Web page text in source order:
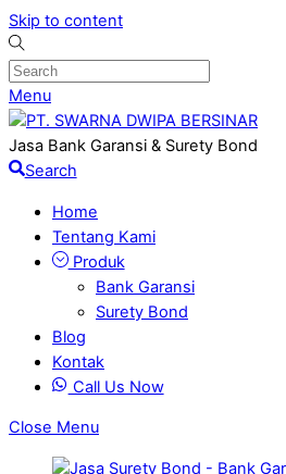
Skip to content
Menu
Jasa Bank Garansi & Surety Bond
Search
Home
Tentang Kami
Produk
Bank Garansi
Surety Bond
Blog
Kontak
Call Us Now
Close Menu